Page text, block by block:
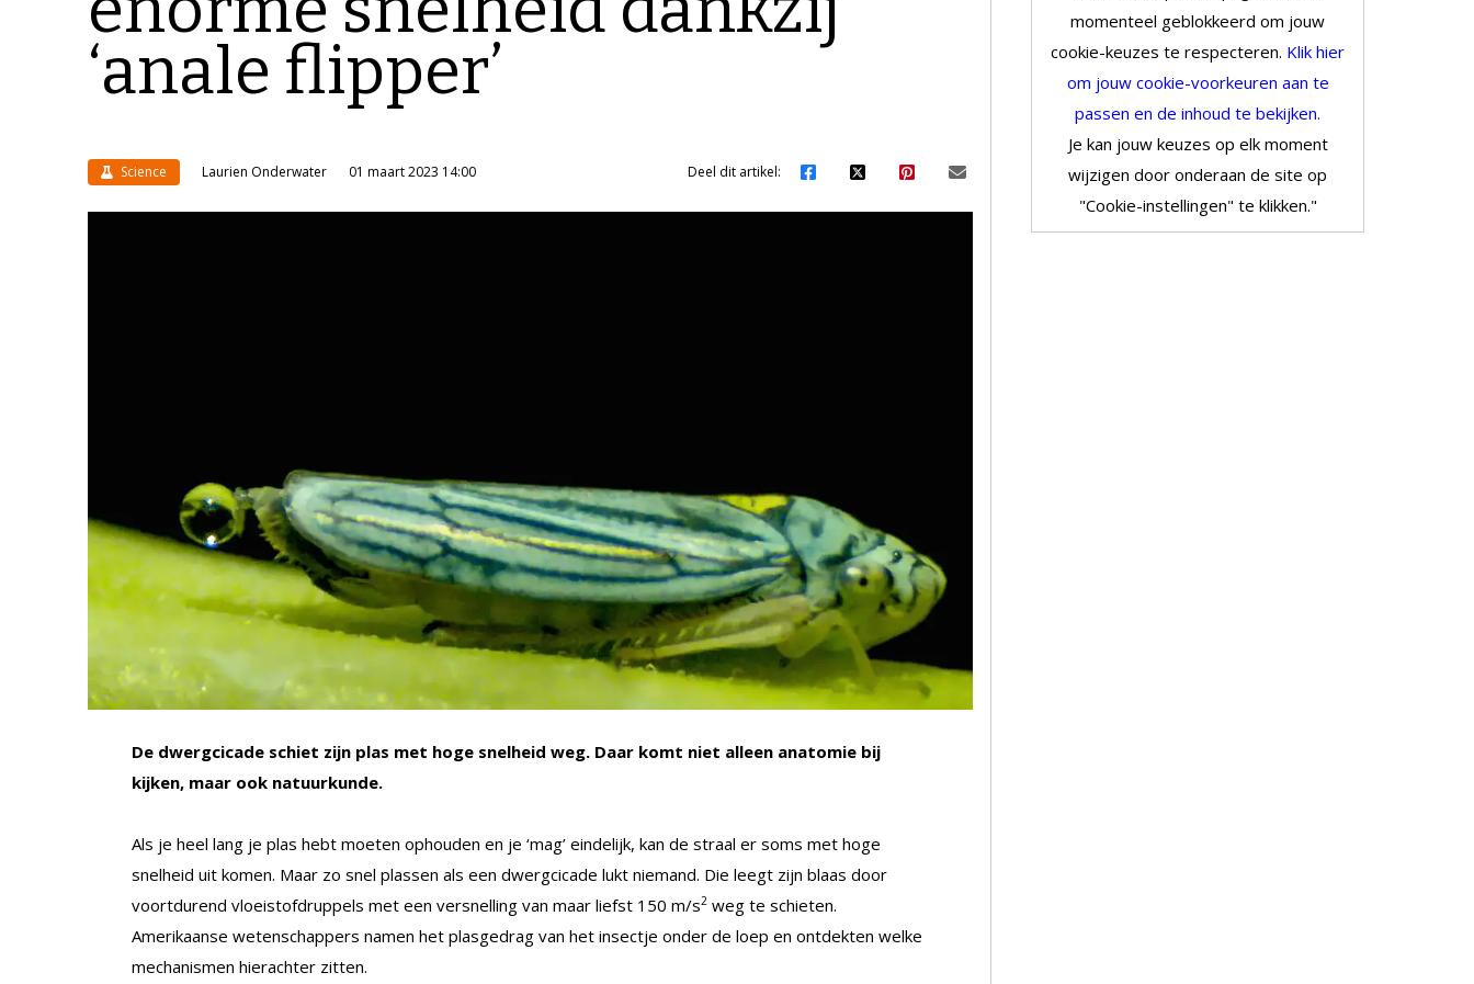
‘anale flipper’
Science Laurien Onderwater 01 maart 2023 14:00 Deel dit artikel:
De dwergcicade schiet zijn plas met hoge snelheid weg. Daar komt niet alleen anatomie bij
kijken, maar ook natuurkunde.
Als je heel lang je plas hebt moeten ophouden en je ‘mag’ eindelijk, kan de straal er soms met hoge
snelheid uit komen. Maar zo snel plassen als een dwergcicade lukt niemand. Die leegt zijn blaas door
voortdurend vloeistofdruppels met een versnelling van maar liefst 150 m/s2 weg te schieten.
Amerikaanse wetenschappers namen het plasgedrag van het insectje onder de loep en ontdekten welke
mechanismen hierachter zitten.
momenteel geblokkeerd om jouw
cookie-keuzes te respecteren. Klik hier
om jouw cookie-voorkeuren aan te
passen en de inhoud te bekijken.
Je kan jouw keuzes op elk moment
wijzigen door onderaan de site op
"Cookie-instellingen" te klikken."